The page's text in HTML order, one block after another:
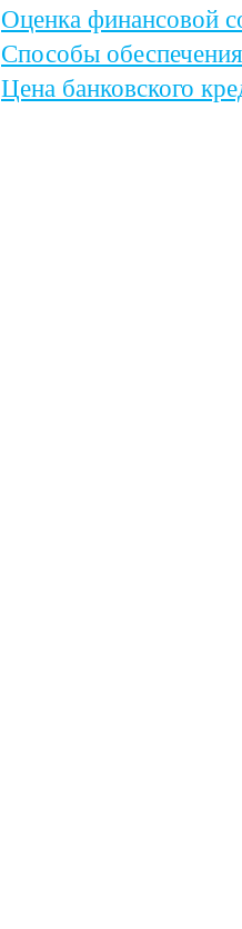
Оценка финансовой
Способы
Цена банковского